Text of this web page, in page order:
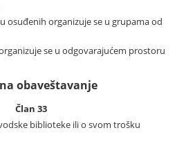
osuđenih organizuje se u grupama od
se u odgovarajućem prostoru
obaveštavanje
Član 33
biblioteke ili o svom trošku